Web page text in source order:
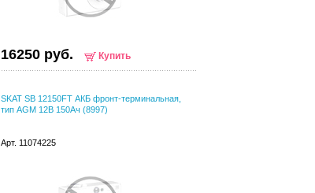
16250 руб. Купить
SKAT SB 12150FT АКБ фронт-терминальная,
тип AGM 12В 150Ач (8997)
Арт. 11074225